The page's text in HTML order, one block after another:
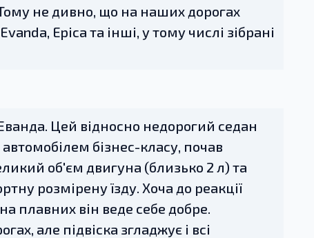
не дивно, що на наших дорогах
Epica та інші, у тому числі зібрані
Цей відносно недорогий седан
бізнес-класу, почав
об'єм двигуна (близько 2 л) та
розмірену їзду. Хоча до реакції
плавних він веде себе добре.
але підвіска згладжує і всі